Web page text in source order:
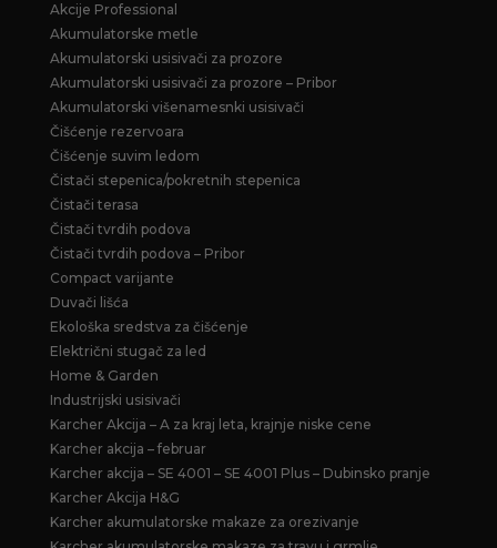
Akcije Professional
Akumulatorske metle
Akumulatorski usisivači za prozore
Akumulatorski usisivači za prozore – Pribor
Akumulatorski višenamesnki usisivači
Čišćenje rezervoara
Čišćenje suvim ledom
Čistači stepenica/pokretnih stepenica
Čistači terasa
Čistači tvrdih podova
Čistači tvrdih podova – Pribor
Compact varijante
Duvači lišća
Ekološka sredstva za čišćenje
Električni stugač za led
Home & Garden
Industrijski usisivači
Karcher Akcija – A za kraj leta, krajnje niske cene
Karcher akcija – februar
Karcher akcija – SE 4001 – SE 4001 Plus – Dubinsko pranje
Karcher Akcija H&G
Karcher akumulatorske makaze za orezivanje